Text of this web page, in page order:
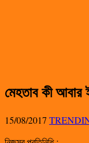
মেহতাব কী আবার
15/08/2017